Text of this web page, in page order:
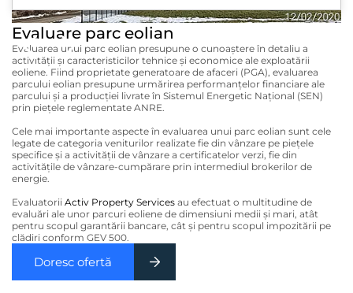
Evaluare parc eolian
Evaluarea unui parc eolian presupune o cunoaştere în detaliu a
activităţii şi caracteristicilor tehnice şi economice ale exploatării
eoliene. Fiind proprietate generatoare de afaceri (PGA), evaluarea
parcului eolian presupune urmărirea performanţelor financiare ale
parcului şi a producţiei livrate în Sistemul Energetic Naţional (SEN)
prin pieţele reglementate ANRE.
Cele mai importante aspecte în evaluarea unui parc eolian sunt cele
legate de categoria veniturilor realizate fie din vânzare pe pieţele
specifice şi a activităţii de vânzare a certificatelor verzi, fie din
activităţile de vânzare-cumpărare prin intermediul brokerilor de
energie.
Evaluatorii Activ Property Services au efectuat o multitudine de
evaluări ale unor parcuri eoliene de dimensiuni medii şi mari, atât
pentru scopul garantării bancare, cât şi pentru scopul impozitării pe
clădiri conform GEV 500.
Doresc ofertă